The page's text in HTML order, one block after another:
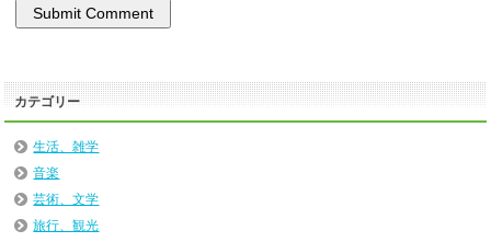
カテゴリー
生活、雑学
音楽
芸術、文学
旅行、観光